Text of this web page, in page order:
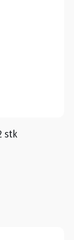
stk